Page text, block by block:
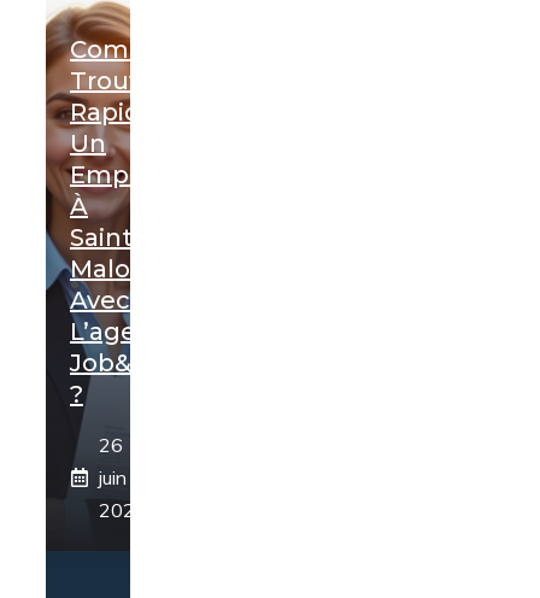
Comment
Trouver
Rapidement
Un
Emploi
À
Saint-
Malo
Avec
L’agence
Job&Box
?
26
juin
2026